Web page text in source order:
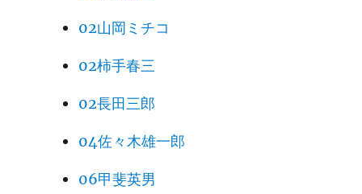
02山岡ミチコ
02柿手春三
02長田三郎
04佐々木雄一郎
06甲斐英男